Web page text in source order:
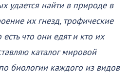
удается найти в природе в
их гнезд, трофические
что они едят и кто их
каталог мировой
биологии каждого из видов